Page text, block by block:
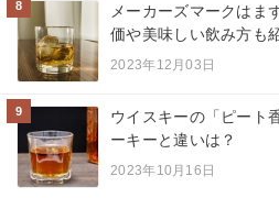
8
メーカーズマークはま
価や美味しい飲み方も
2023年12月03日
9
ウイスキーの「ピート
ーキーと違いは？
2023年10月16日